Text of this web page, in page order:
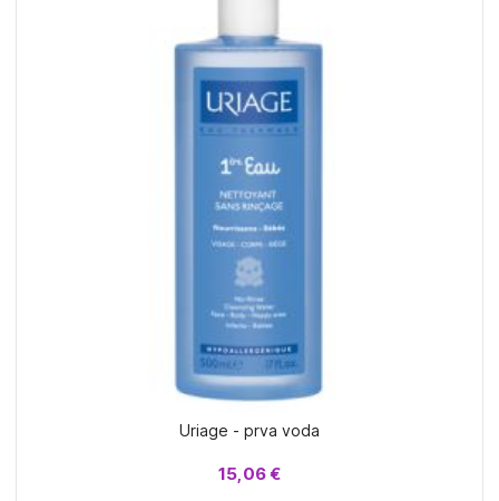
Uriage - prva voda
15,06 €